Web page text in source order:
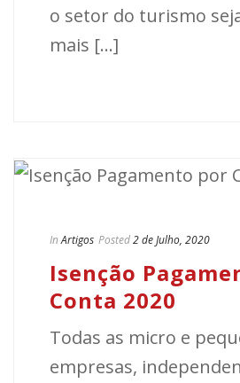
o setor do turismo
mais [...]
In Artigos Posted2 de Julho, 2020
Isenção
Conta 2020
Todas as micro e
empresas,